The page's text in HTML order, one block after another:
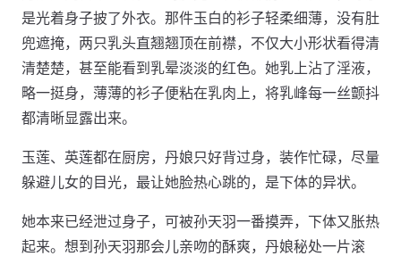
是光着身子披了外衣。那件玉白的衫子轻柔细薄，没有肚
兜遮掩，两只乳头直翘翘顶在前襟，不仅大小形状看得清
清楚楚，甚至能看到乳晕淡淡的红色。她乳上沾了淫液，
略一挺身，薄薄的衫子便粘在乳肉上，将乳峰每一丝颤抖
都清晰显露出来。
玉莲、英莲都在厨房，丹娘只好背过身，装作忙碌，尽量
躲避儿女的目光，最让她脸热心跳的，是下体的异状。
她本来已经泄过身子，可被孙天羽一番摸弄，下体又胀热
起来。想到孙天羽那会儿亲吻的酥爽，丹娘秘处一片滚